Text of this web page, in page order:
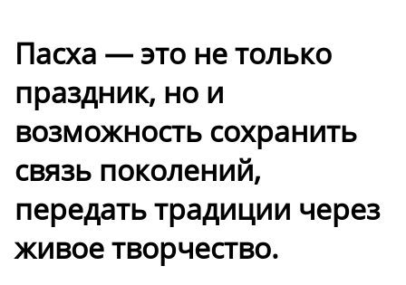
Пасха — это не только
праздник, но и
возможность сохранить
связь поколений,
передать традиции через
живое творчество.